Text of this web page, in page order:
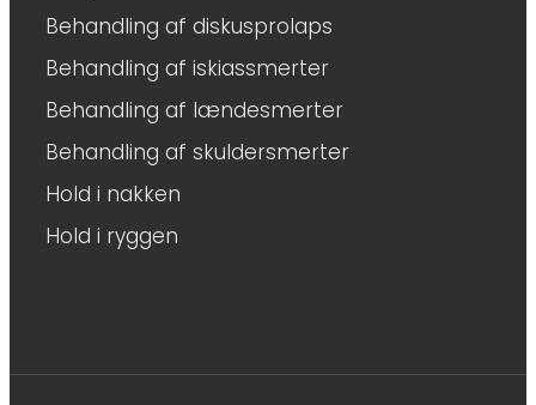
Behandling af diskusprolaps
Behandling af iskiassmerter
Behandling af lændesmerter
Behandling af skuldersmerter
Hold i nakken
Hold i ryggen